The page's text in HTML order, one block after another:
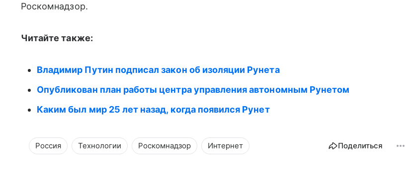
Роскомнадзор.
Читайте также:
Владимир Путин подписал закон об изоляции Рунета
Опубликован план работы центра управления автономным Рунетом
Каким был мир 25 лет назад, когда появился Рунет
Россия Технологии Роскомнадзор Интернет Поделиться